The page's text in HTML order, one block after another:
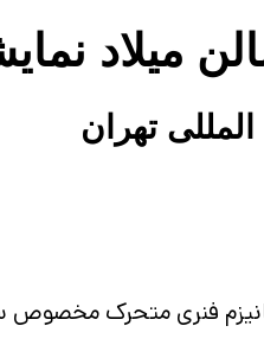
میلاد
تهران
فنری متحرک مخصوص